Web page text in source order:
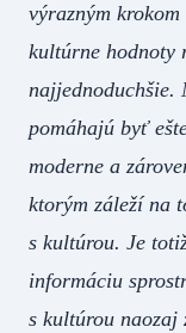
výrazným
kultúrne hodnoty
najjednoduchšie.
pomáhajú byť
moderne a
ktorým záleží na
s kultúrou. Je
informáciu
s kultúrou naozaj